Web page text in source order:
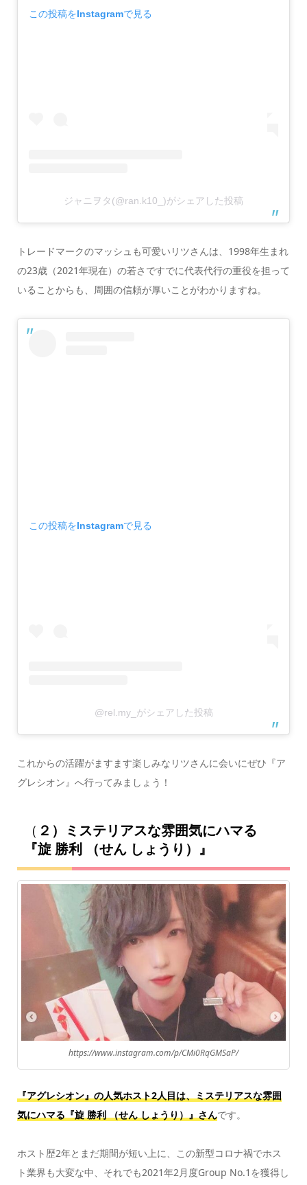
この投稿をInstagramで見る
ジャニヲタ(@ran.k10_)がシェアした投稿
トレードマークのマッシュも可愛いリツさんは、1998年生まれ
の23歳（2021年現在）の若さですでに代表代行の重役を担って
いることからも、周囲の信頼が厚いことがわかりますね。
この投稿をInstagramで見る
@rel.my_がシェアした投稿
これからの活躍がますます楽しみなリツさんに会いにぜひ『ア
グレシオン』へ行ってみましょう！
（ ２）ミステリアスな雰囲気にハマる
『旋 勝利 （せん しょうり）』
https://www.instagram.com/p/CMi0RqGMSaP/
『アグレシオン』の人気ホスト2人目は、ミステリアスな雰囲
気にハマる『旋 勝利 （せん しょうり）』さんです。
ホスト歴2年とまだ期間が短い上に、この新型コロナ禍でホス
ト業界も大変な中、それでも2021年2月度Group No.1を獲得し